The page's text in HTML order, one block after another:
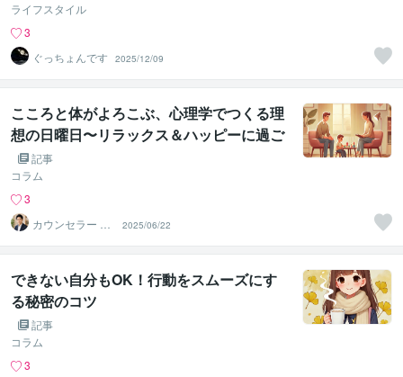
ライフスタイル
3
ぐっちょんです
2025/12/09
こころと体がよろこぶ、心理学でつくる理
想の日曜日〜リラックス＆ハッピーに過ご
す休日のコツ〜
記事
コラム
3
カウンセラー ゆ
うすけ
2025/06/22
できない自分もOK！行動をスムーズにす
る秘密のコツ
記事
コラム
3